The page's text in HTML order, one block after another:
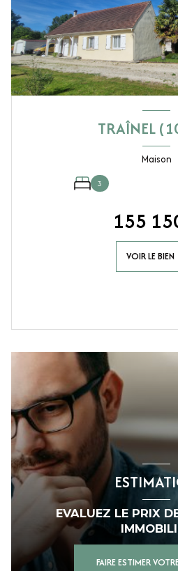
TRAÎNEL
Maison
3
155
VOIR LE BIEN
EVALUEZ LE PRIX
FAIRE ESTIMER